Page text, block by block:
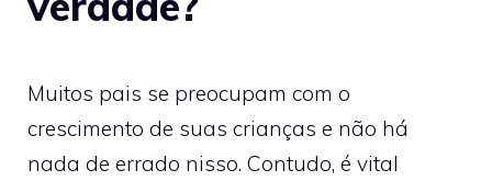
Muitos pais se preocupam com o
crescimento de suas crianças e não há
nada de errado nisso. Contudo, é vital